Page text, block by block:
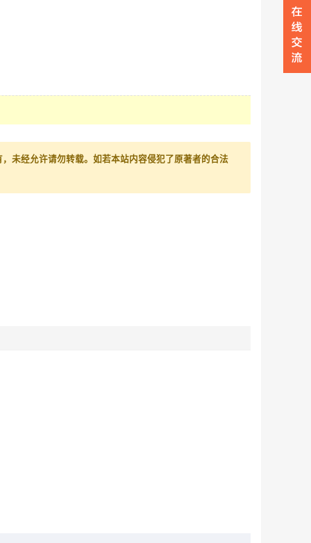
未经允许请勿转载。如若本站内容侵犯了原著者的合法